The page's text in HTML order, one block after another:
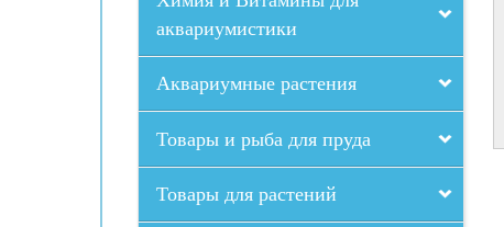
аквариумистики
Аквариумные растения
Товары и рыба для пруда
Товары для растений